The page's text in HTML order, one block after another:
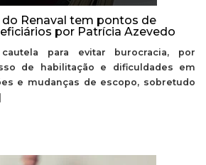
Renaval tem pontos de
por Patrícia Azevedo
para evitar burocracia, por
de habilitação e dificuldades em
e mudanças de escopo, sobretudo